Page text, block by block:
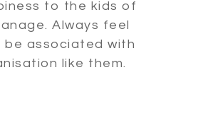
to the kids of
Always feel
be associated with
like them.